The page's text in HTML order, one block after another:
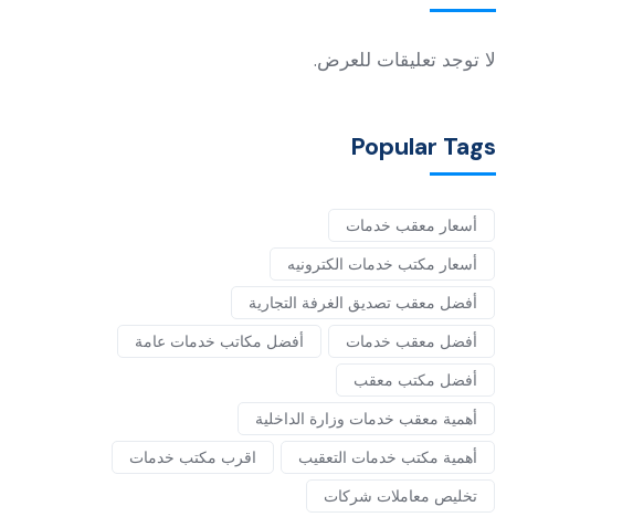
لا توجد تعليقات للعرض.
Popular Tags
أسعار معقب خدمات
أسعار مكتب خدمات الكترونيه
أفضل معقب تصديق الغرفة التجارية
أفضل معقب خدمات
أفضل مكاتب خدمات عامة
أفضل مكتب معقب
أهمية معقب خدمات وزارة الداخلية
أهمية مكتب خدمات التعقيب
اقرب مكتب خدمات
تخليص معاملات شركات